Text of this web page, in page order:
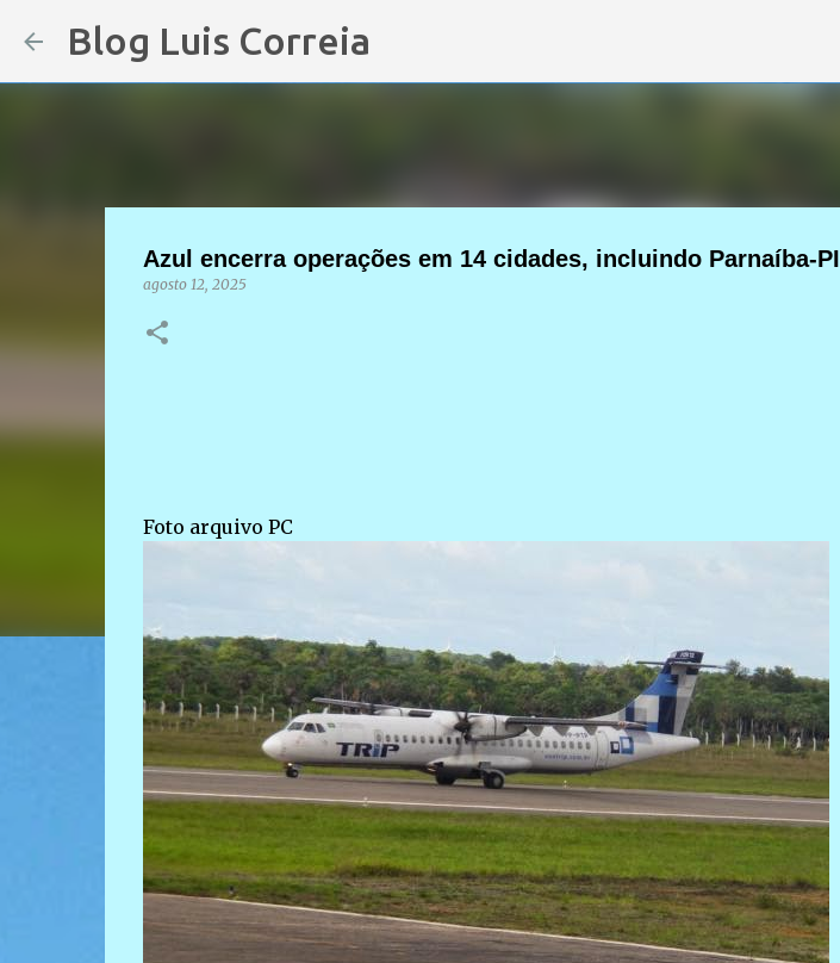
Blog Luis Correia
Azul encerra operações em 14 cidades, incluindo Parnaíba-PI
agosto 12, 2025
Foto arquivo PC